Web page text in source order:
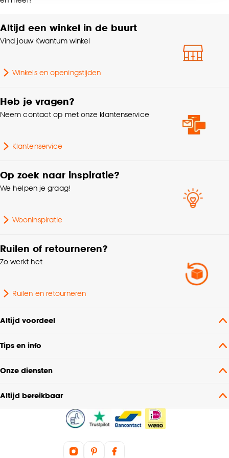
Goed om te weten is dat je deze keuze altijd nog
cookieverklaring.
Deels verduisterend
% Verduisterend
Kleurtint
Altijd een winkel in de buurt
Vind jouw Kwantum winkel
Winkels en openingstijden
Heb je vragen?
Neem contact op met onze klantenservice
Klantenservice
Op zoek naar inspiratie?
We helpen je graag!
Wooninspiratie
Ruilen of retourneren?
Zo werkt het
Ruilen en retourneren
Altijd voordeel
Tips en info
Onze diensten
Altijd bereikbaar